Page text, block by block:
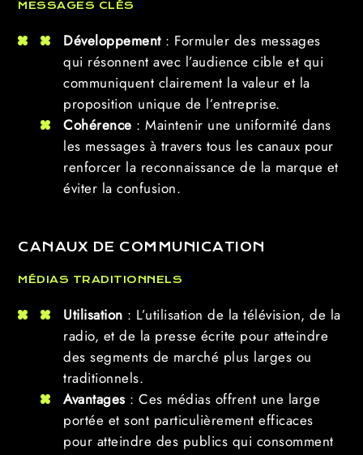
MESSAGES CLÉS
Développement: Formuler des messages
qui résonnent avec l’audience cible et qui
communiquent clairement la valeur et la
proposition unique de l’entreprise.
Cohérence : Maintenir une uniformité dans
les messages à travers tous les canaux pour
renforcer la reconnaissance de la marque et
éviter la confusion.
CANAUX DE COMMUNICATION
MÉDIAS TRADITIONNELS
Utilisation : L’utilisation de la télévision, de la
radio, et de la presse écrite pour atteindre
des segments de marché plus larges ou
traditionnels.
Avantages : Ces médias offrent une large
portée et sont particulièrement efficaces
pour atteindre des publics qui consomment